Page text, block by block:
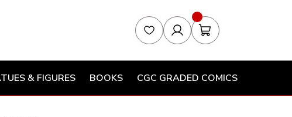
& FIGURES BOOKS CGC GRADED COMICS